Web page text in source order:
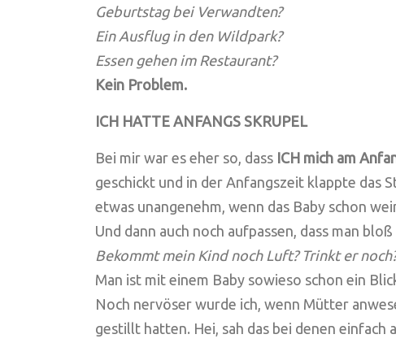
Geburtstag bei Verwandten?
Ein Ausflug in den Wildpark?
Essen gehen im Restaurant?
Kein Problem.
ICH HATTE ANFANGS SKRUPEL
Bei mir war es eher so, dass ICH mich am
geschickt und in der Anfangszeit klappte das
etwas unangenehm, wenn das Baby schon
Und dann auch noch aufpassen, dass man
Bekommt mein Kind noch Luft? Trinkt er
Man ist mit einem Baby sowieso schon ein
Noch nervöser wurde ich, wenn Mütter
gestillt hatten. Hei, sah das bei denen einfach